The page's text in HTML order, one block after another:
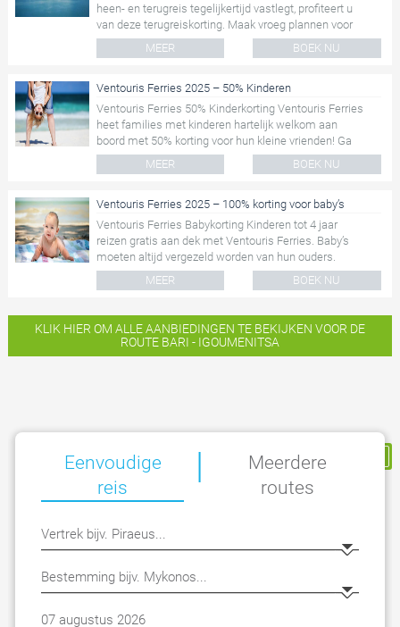
heen- en terugreis tegelijkertijd vastlegt, profiteert u
van deze terugreiskorting. Maak vroeg plannen voor
uw...
BOEK NU
MEER
Ventouris Ferries 2025 – 50% Kinderen
Ventouris Ferries 50% Kinderkorting Ventouris Ferries
heet families met kinderen hartelijk welkom aan
boord met 50% korting voor hun kleine vrienden! Ga
met de gehele...
BOEK NU
MEER
Ventouris Ferries 2025 – 100% korting voor baby’s
Ventouris Ferries Babykorting Kinderen tot 4 jaar
reizen gratis aan dek met Ventouris Ferries. Baby’s
moeten altijd vergezeld worden van hun ouders.
Reserveert u...
BOEK NU
MEER
KLIK HIER OM ALLE AANBIEDINGEN TE BEKIJKEN VOOR DE
ROUTE BARI - IGOUMENITSA
Mijn Reservering
Eenvoudige
reis
|
Meerdere
routes